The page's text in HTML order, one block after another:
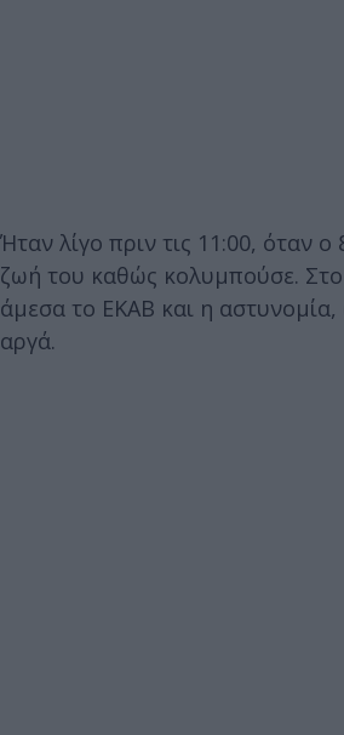
Ήταν λίγο πριν τις 11:00, όταν
ζωή του καθώς κολυμπούσε.
άμεσα το ΕΚΑΒ και η
αργά.